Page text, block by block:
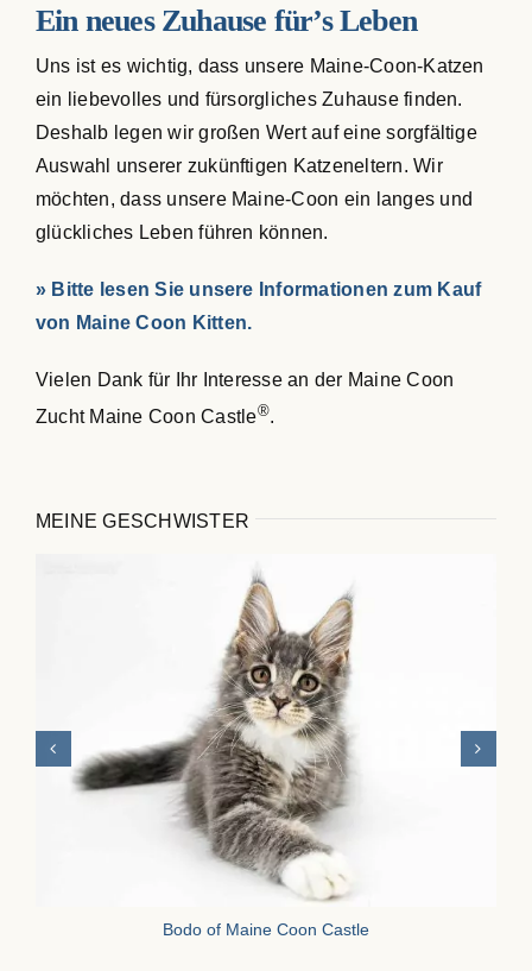
Ein neues Zuhause für’s Leben
Uns ist es wichtig, dass unsere Maine-Coon-Katzen
ein liebevolles und fürsorgliches Zuhause finden.
Deshalb legen wir großen Wert auf eine sorgfältige
Auswahl unserer zukünftigen Katzeneltern. Wir
möchten, dass unsere Maine-Coon ein langes und
glückliches Leben führen können.
» Bitte lesen Sie unsere Informationen zum Kauf
von Maine Coon Kitten.
Vielen Dank für Ihr Interesse an der Maine Coon
Zucht Maine Coon Castle®.
MEINE GESCHWISTER
Bodo of Maine Coon Castle